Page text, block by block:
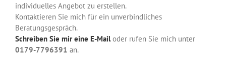
individuelles Angebot zu erstellen.
Kontaktieren Sie mich für ein unverbindliches
Beratungsgespräch.
Schreiben Sie mir eine E-Mailoder rufen Sie mich unter
0179-7796391 an.